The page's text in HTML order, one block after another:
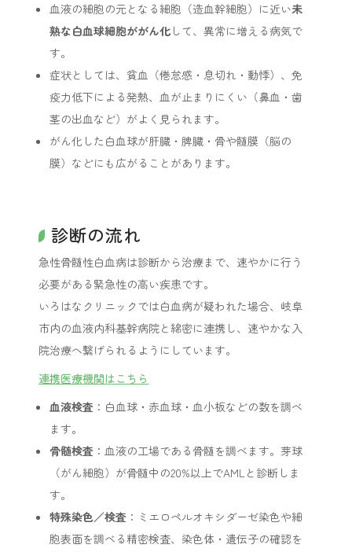
血液の細胞の元となる細胞（造血幹細胞）に近い未
熟な白血球細胞ががん化 して、異常に増える病気で
す。
症状としては、貧血（倦怠感・息切れ・動悸）、免
疫力低下による発熱、血が止まりにくい（鼻血・歯
茎の出血など）がよく見られます。
がん化した白血球が肝臓・脾臓・骨や髄膜（脳の
膜）などにも広がることがあります。
診断の流れ
急性骨髄性白血病は診断から治療まで、速やかに行う
必要がある緊急性の高い疾患です。
いろはなクリニックでは白血病が疑われた場合、岐阜
市内の血液内科基幹病院と綿密に連携し、速やかな入
院治療へ繋げられるようにしています。
連携医療機関はこちら
血液検査 ：白血球・赤血球・血小板などの数を調べ
ます。
骨髄検査 ：血液の工場である骨髄を調べます。芽球
（がん細胞）が骨髄中の20%以上でAMLと診断しま
す。
特殊染色／検査 ：ミエロペルオキシダーゼ染色や細
胞表面を調べる精密検査、染色体・遺伝子の確認を